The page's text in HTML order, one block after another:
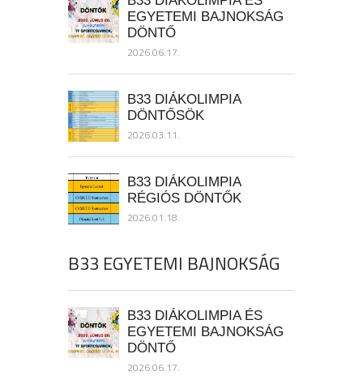
EGYETEMI BAJNOKSÁG
DÖNTŐ
2026.06.17.
B33 DIÁKOLIMPIA
DÖNTŐSÖK
2026.03.11.
B33 DIÁKOLIMPIA
RÉGIÓS DÖNTŐK
2026.01.18.
B33 EGYETEMI BAJNOKSÁG
B33 DIÁKOLIMPIA ÉS
EGYETEMI BAJNOKSÁG
DÖNTŐ
2026.06.17.